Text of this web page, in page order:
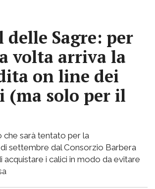
delle Sagre: per
volta arriva la
on line dei
solo per il
che sarà tentato per la
settembre dal Consorzio Barbera
acquistare i calici in modo da evitare